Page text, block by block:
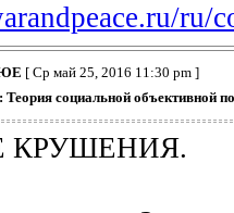
ru/
[ Ср май 25, 2016 11:30 pm ]
Теория социальной объективной
КРУШЕНИЯ.